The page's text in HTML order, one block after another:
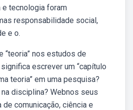
e tecnologia foram
responsabilidade social,
e o.
“teoria” nos estudos de
escrever um “capítulo
teoria” em uma pesquisa?
disciplina? Webnos seus
comunicação, ciência e